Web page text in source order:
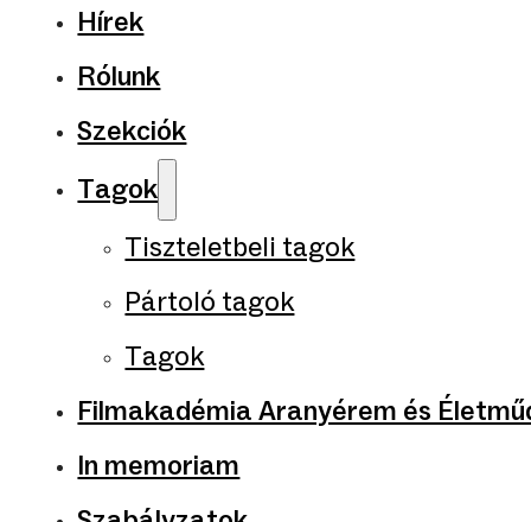
Hírek
Rólunk
Szekciók
Tagok
Tiszteletbeli tagok
Pártoló tagok
Tagok
Filmakadémia Aranyérem és
In memoriam